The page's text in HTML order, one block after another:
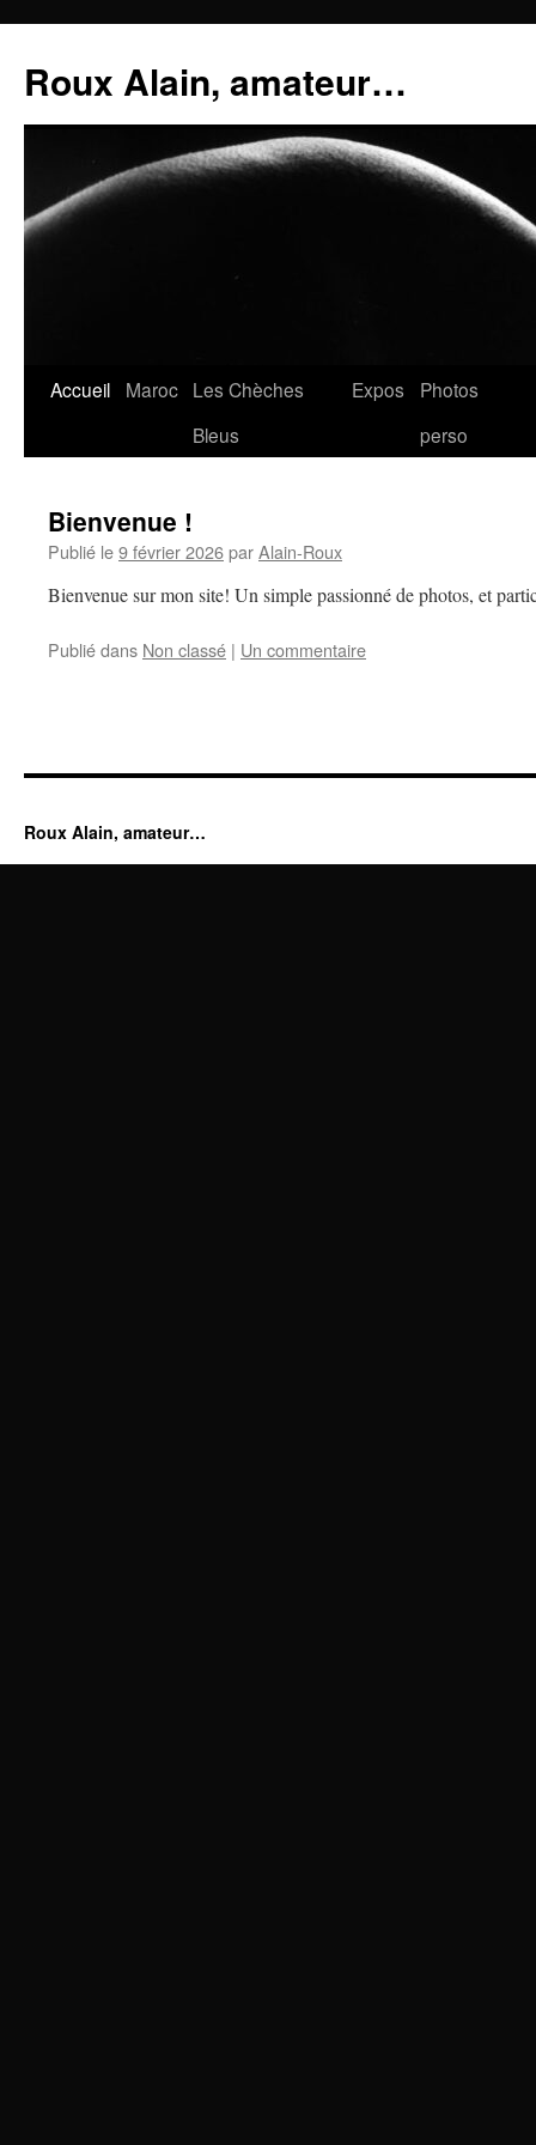
contenu
Roux Alain, amateur…
Accueil Maroc Les Chèches
Bleus
Expos
Photos
perso
Bienvenue !
Publié le9 février 2026parAlain-Roux
Bienvenue sur mon site! Un simple passionné de photos, et
Publié dans Non classé | Un commentaire
Roux Alain, amateur…